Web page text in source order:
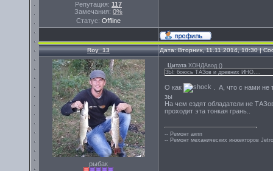
Репутация: 117
Замечания: 0%
Статус: Offline
Roy_13 Дата: Вторник, 11.11.2014, 10:30 |
рыбак
Цитата ХОНДАвод ()
ЗЫ: боюсь ТАЗов и древних ИНО....
О как
. А, что с нами не
зы
На чем ездят обладатели не
проходит эта тонкая грань..
-- Ремонт акпп
-- Ремонт механических инжекторов